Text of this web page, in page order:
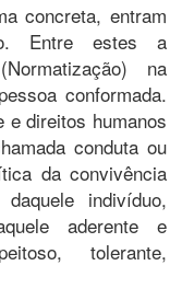
concreta, entram
Entre estes a
na
conformada.
e direitos humanos
conduta ou
da convivência
indivíduo,
aderente e
tolerante,